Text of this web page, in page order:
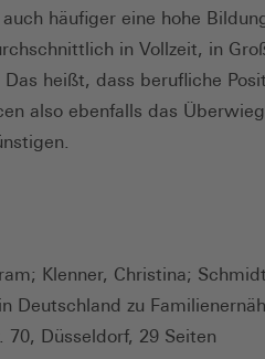
häufiger eine hohe
in Vollzeit, in
heißt, dass berufliche
also ebenfalls das
Klenner, Christina;
Deutschland zu
70, Düsseldorf, 29 Seiten